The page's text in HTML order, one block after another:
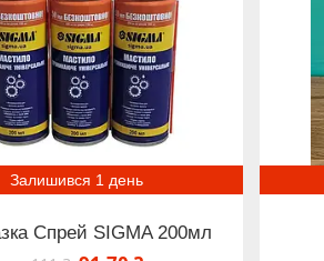
Залишився 1 день
Спрей SIGMA 200мл